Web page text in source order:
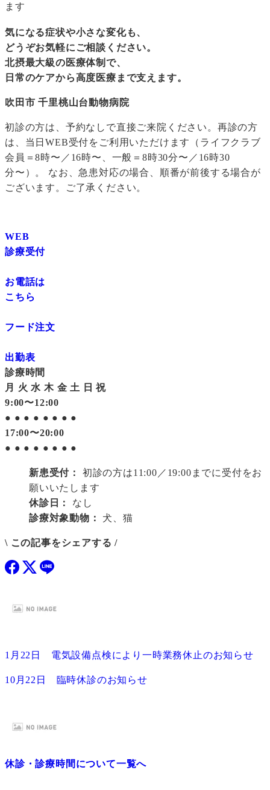
ます
気になる症状や小さな変化も、
どうぞお気軽にご相談ください。
北摂最大級の医療体制で、
日常のケアから高度医療まで支えます。
吹田市 千里桃山台動物病院
初診の方は、予約なしで直接ご来院ください。再診の方
は、当日WEB受付をご利用いただけます（ライフクラブ
会員＝8時〜／16時〜、一般＝8時30分〜／16時30
分〜）。 なお、急患対応の場合、順番が前後する場合が
ございます。ご了承ください。
WEB
診療受付
お電話は
こちら
フード注文
出勤表
診療時間
月
火 水 木 金 土 日 祝
9:00〜12:00
● ● ● ● ● ● ● ●
17:00〜20:00
● ● ● ● ● ● ● ●
新患受付：
初診の方は11:00／19:00までに受付をお
願いいたします
休診日：
なし
診療対象動物：
犬、猫
\ この記事をシェアする /
1月22日 電気設備点検により一時業務休止のお知らせ
10月22日 臨時休診のお知らせ
休診・診療時間について一覧へ